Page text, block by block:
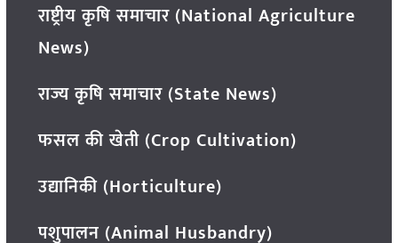
राष्ट्रीय कृषि समाचार (National Agriculture
News)
राज्य कृषि समाचार (State News)
फसल की खेती (Crop Cultivation)
उद्यानिकी (Horticulture)
पशुपालन (Animal Husbandry)